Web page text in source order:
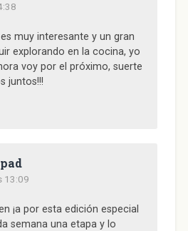
muy interesante y un gran
explorando en la cocina, yo
voy por el próximo, suerte
juntos!!!
13:09
¡a por esta edición especial
semana una etapa y lo